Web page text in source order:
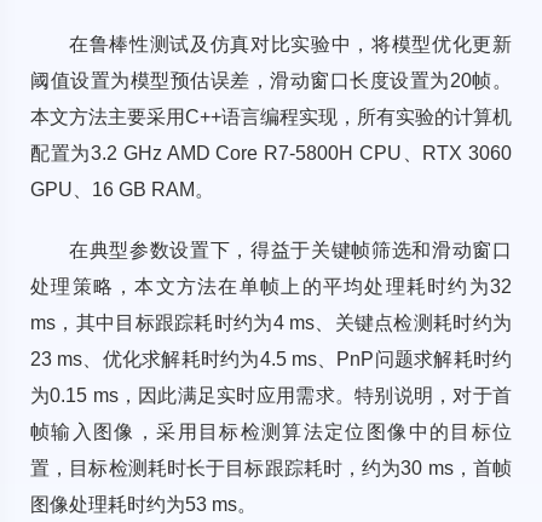
在鲁棒性测试及仿真对比实验中，将模型优化更新
阈值设置为模型预估误差，滑动窗口长度设置为20帧。
本文方法主要采用C++语言编程实现，所有实验的计算机
配置为3.2 GHz AMD Core R7-5800H CPU、RTX 3060
GPU、16 GB RAM。
在典型参数设置下，得益于关键帧筛选和滑动窗口
处理策略，本文方法在单帧上的平均处理耗时约为32
ms，其中目标跟踪耗时约为4 ms、关键点检测耗时约为
23 ms、优化求解耗时约为4.5 ms、PnP问题求解耗时约
为0.15 ms，因此满足实时应用需求。特别说明，对于首
帧输入图像，采用目标检测算法定位图像中的目标位
置，目标检测耗时长于目标跟踪耗时，约为30 ms，首帧
图像处理耗时约为53 ms。